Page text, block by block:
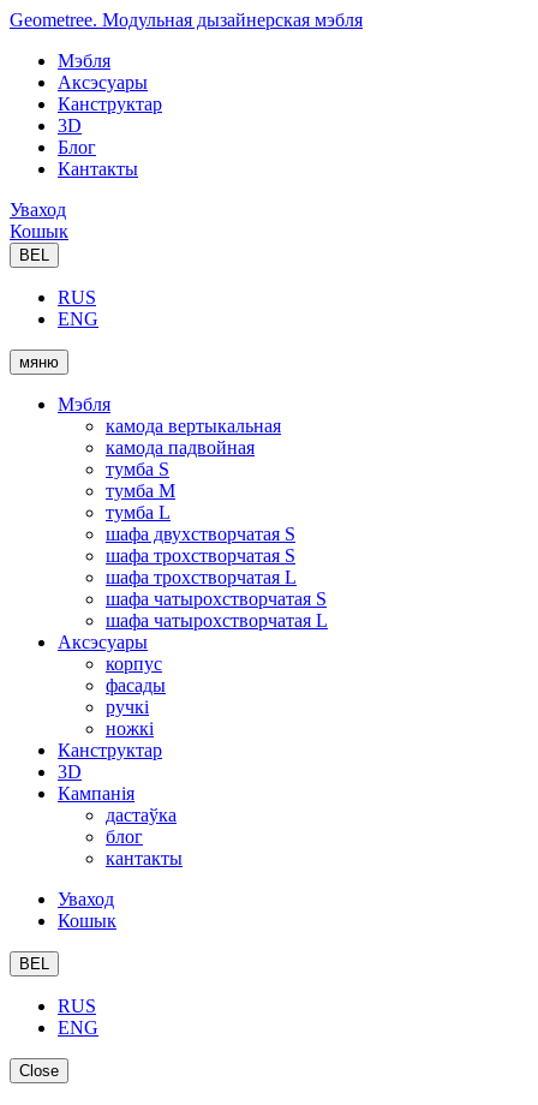
Geometree. Модульная дызайнерская мэбля
Мэбля
Аксэсуары
Канструктар
3D
Блог
Кантакты
Уваход
Кошык
BEL
RUS
ENG
мяню
Мэбля
камода вертыкальная
камода падвойная
тумба S
тумба M
тумба L
шафа двухстворчатая S
шафа трохстворчатая S
шафа трохстворчатая L
шафа чатырохстворчатая S
шафа чатырохстворчатая L
Аксэсуары
корпус
фасады
ручкі
ножкі
Канструктар
3D
Кампанія
дастаўка
блог
кантакты
Уваход
Кошык
BEL
RUS
ENG
Close